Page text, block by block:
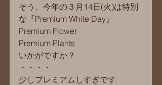
そう、今年の３月14日(火)は特別
な『Premium White Day』
Premium Flower
Premium Plants
いかがですか？
・・・・
少しプレミアムしすぎです